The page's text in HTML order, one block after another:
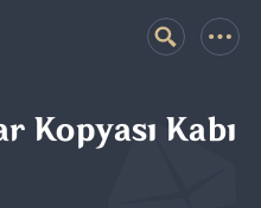
Kopyası Kabı